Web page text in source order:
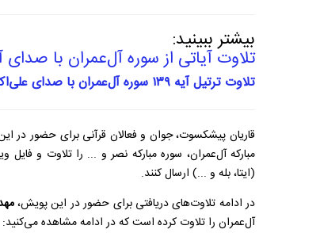
بیشتر ببینید:
تلاوت آیاتی از سوره آل‌عمران با
تلاوت ترتیل آیه ۱۳۹ سوره آل‌عمران با صدای علی‌اکبر کاظمی + فیلم
مبارکه آل‌عمران، سوره مبارکه نصر و ... را تلاوت و فایل
(ایتا، بله و ...) ارسال کنند.
در ادامه تلاوت‌های دریافتی برای حضور در این پویش،
آل‌عمران را تلاوت کرده است که در ادامه مشاهده می‌کنید: